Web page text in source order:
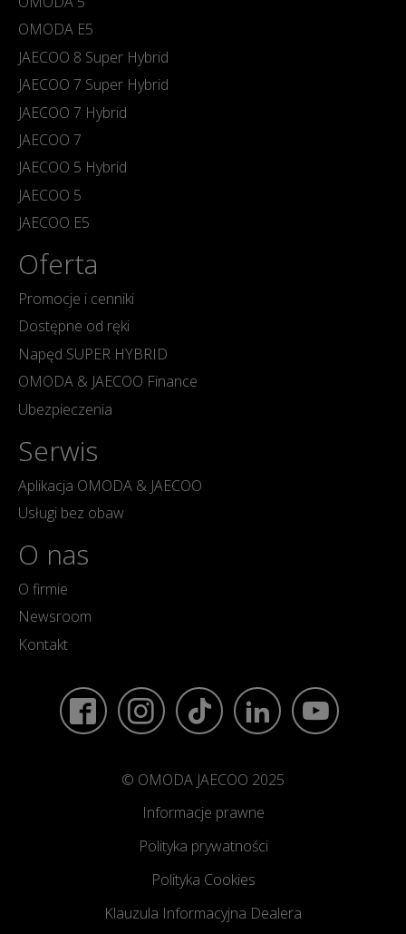
OMODA E5
JAECOO 8 Super Hybrid
JAECOO 7 Super Hybrid
JAECOO 7 Hybrid
JAECOO 7
JAECOO 5 Hybrid
JAECOO 5
JAECOO E5
Oferta
Promocje i cenniki
Dostępne od ręki
Napęd SUPER HYBRID
OMODA & JAECOO Finance
Ubezpieczenia
Serwis
Aplikacja OMODA & JAECOO
Usługi bez obaw
O nas
O firmie
Newsroom
Kontakt
© OMODA JAECOO 2025
Informacje prawne
Polityka prywatności
Polityka Cookies
Klauzula Informacyjna Dealera